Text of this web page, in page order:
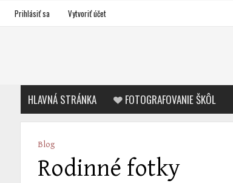
Prihlásiť sa Vytvoriť účet
HLAVNÁ STRÁNKA FOTOGRAFOVANIE ŠKÔL
Blog
Rodinné fotky